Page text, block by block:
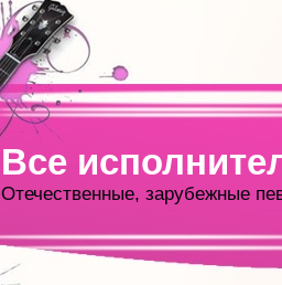
Все
Отечественные, зарубежные